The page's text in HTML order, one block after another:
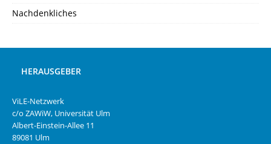
Nachdenkliches
HERAUSGEBER
ViLE-Netzwerk
c/o ZAWiW, Universität Ulm
Albert-Einstein-Allee 11
89081 Ulm